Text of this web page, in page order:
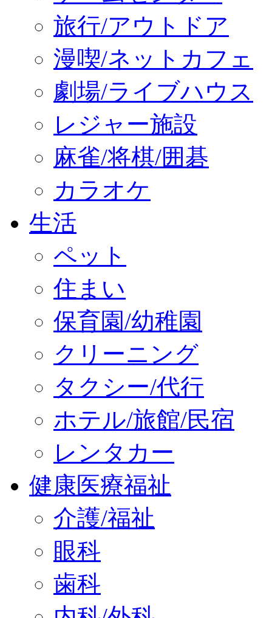
旅行/アウトドア
漫喫/ネットカフェ
劇場/ライブハウス
レジャー施設
麻雀/将棋/囲碁
カラオケ
生活
ペット
住まい
保育園/幼稚園
クリーニング
タクシー/代行
ホテル/旅館/民宿
レンタカー
健康医療福祉
介護/福祉
眼科
歯科